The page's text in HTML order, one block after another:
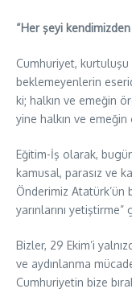
“Her şeyi
Cumhuriyet, kurtuluşu
beklemeyenlerin
ki; halkın ve emeğin
yine halkın ve
Eğitim-İş olarak,
kamusal, parasız ve
Önderimiz Atatürk’ün
yarınlarını
Bizler, 29 Ekim’i
ve aydınlanma
Cumhuriyetin bize